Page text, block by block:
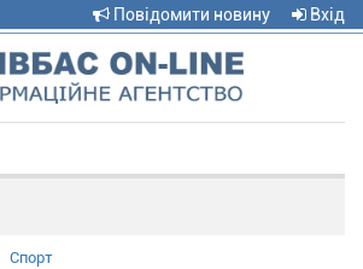
Повідомити новину Вхід
navigation
Спорт